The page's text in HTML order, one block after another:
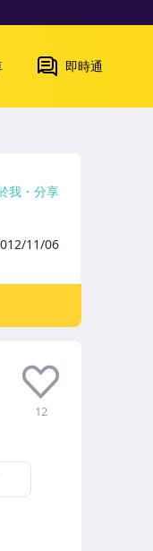
即時通
12
我 分享
11/06